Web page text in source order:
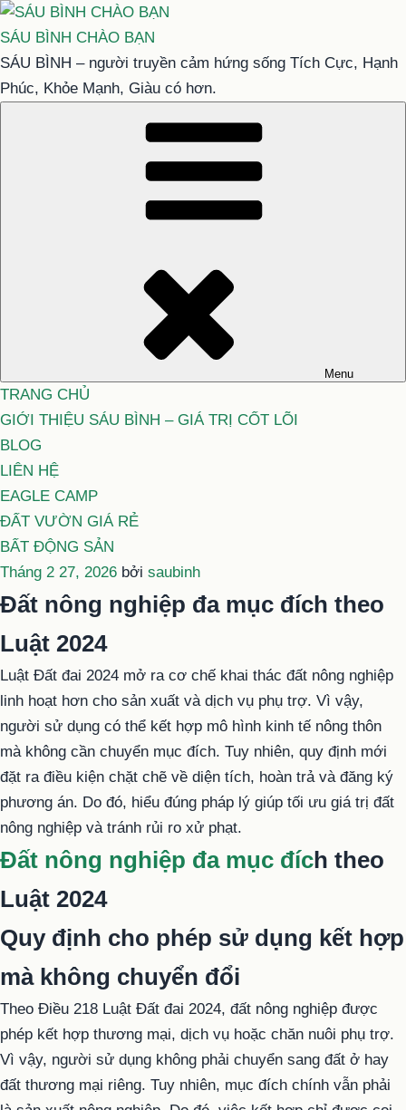
Chuyển
đến
phần
nội
SÁU BÌNH CHÀO BẠN
SÁU BÌNH – người truyền cảm hứng sống Tích Cực, Hạnh
Phúc, Khỏe Mạnh, Giàu có hơn.
Menu
TRANG CHỦ
GIỚI THIỆU SÁU BÌNH – GIÁ TRỊ CỐT LÕI
BLOG
LIÊN HỆ
EAGLE CAMP
ĐẤT VƯỜN GIÁ RẺ
BẤT ĐỘNG SẢN
Đăng
trong
Tháng 2 27, 2026 bởi saubinh
Đất nông nghiệp đa mục đích theo
Luật 2024
Luật Đất đai 2024 mở ra cơ chế khai thác đất nông nghiệp
linh hoạt hơn cho sản xuất và dịch vụ phụ trợ. Vì vậy,
người sử dụng có thể kết hợp mô hình kinh tế nông thôn
mà không cần chuyển mục đích. Tuy nhiên, quy định mới
đặt ra điều kiện chặt chẽ về diện tích, hoàn trả và đăng ký
phương án. Do đó, hiểu đúng pháp lý giúp tối ưu giá trị đất
nông nghiệp và tránh rủi ro xử phạt.
Đất nông nghiệp đa mục đích theo
Luật 2024
Quy định cho phép sử dụng kết hợp
mà không chuyển đổi
Theo Điều 218 Luật Đất đai 2024, đất nông nghiệp được
phép kết hợp thương mại, dịch vụ hoặc chăn nuôi phụ trợ.
Vì vậy, người sử dụng không phải chuyển sang đất ở hay
đất thương mại riêng. Tuy nhiên, mục đích chính vẫn phải